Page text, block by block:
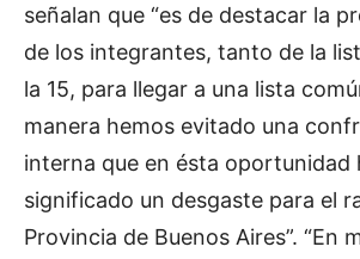
señalan que “es de destacar la
de los integrantes, tanto de la
la 15, para llegar a una lista
manera hemos evitado una
interna que en ésta oportunidad
significado un desgaste para el
Provincia de Buenos Aires”. “En